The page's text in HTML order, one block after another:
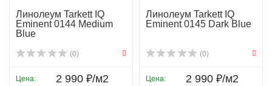
Линолеум Tarkett IQ
Eminent 0144 Medium
Blue
(0)
Цена: 2 990 ₽/м2
Линолеум Tarkett IQ
Eminent 0145 Dark Blue
(0)
Цена: 2 990 ₽/м2